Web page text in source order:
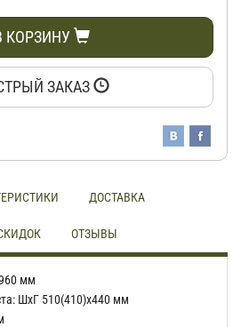
КОРЗИНУ
ЗАКАЗ
ДОСТАВКА
ОТЗЫВЫ
мм
ШхГ 510(410)х440 мм